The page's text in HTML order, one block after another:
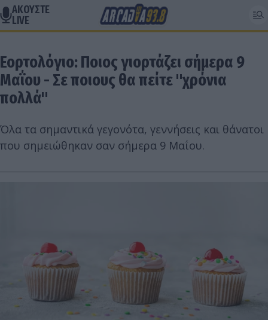
ΑΚΟΥΣΤΕ
LIVE
Εορτολόγιο: Ποιος γιορτάζει σήμερα 9
Μαΐου - Σε ποιους θα πείτε "χρόνια
πολλά"
Όλα τα σημαντικά γεγονότα, γεννήσεις και θάνατοι
που σημειώθηκαν σαν σήμερα 9 Μαΐου.